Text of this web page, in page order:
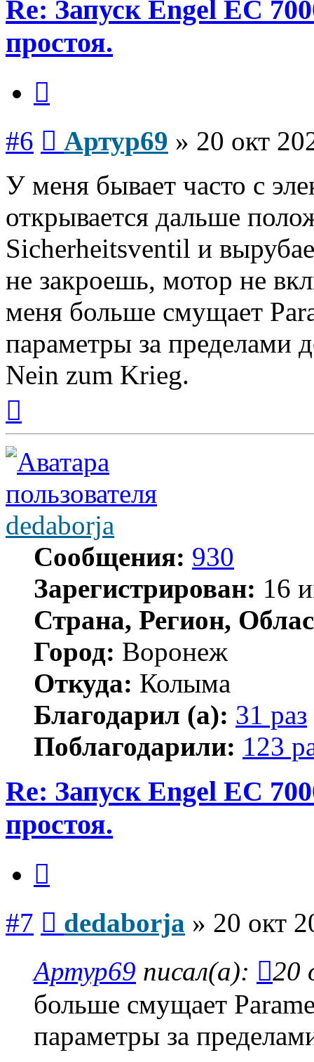
Re: Запуск Engel EC
простоя.
#6 Артур69 » 20 окт
У меня бывает часто с
открывается дальше
Sicherheitsventil и
не закроешь, мотор не
меня больше смущает
параметры за пределами
Nein zum Krieg.
началу
dedaborja
Сообщения: 930
Зарегистрирован: 16
Страна, Регион,
Город: Воронеж
Откуда: Колыма
Благодарил (а): 31 раз
Поблагодарили: 123
Re: Запуск Engel EC
простоя.
#7 dedaborja » 20 окт
Артур69 писал(а):
20
больше смущает
параметры за